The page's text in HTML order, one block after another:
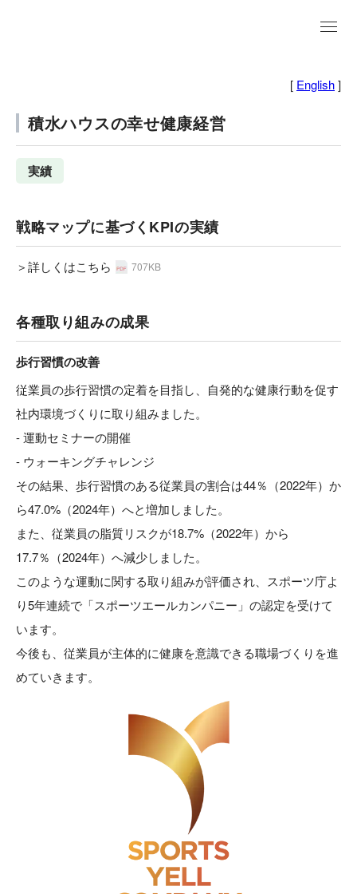
[ English]
積水ハウスの幸せ健康経営
実績
戦略マップに基づくKPIの実績
＞詳しくはこちら 707KB
各種取り組みの成果
歩行習慣の改善
従業員の歩行習慣の定着を目指し、自発的な健康行動を促す
社内環境づくりに取り組みました。
- 運動セミナーの開催
- ウォーキングチャレンジ
その結果、歩行習慣のある従業員の割合は44％（2022年）か
ら47.0%（2024年）へと増加しました。
また、従業員の脂質リスクが18.7%（2022年）から
17.7％（2024年）へ減少しました。
このような運動に関する取り組みが評価され、スポーツ庁よ
り5年連続で「スポーツエールカンパニー」の認定を受けて
います。
今後も、従業員が主体的に健康を意識できる職場づくりを進
めていきます。